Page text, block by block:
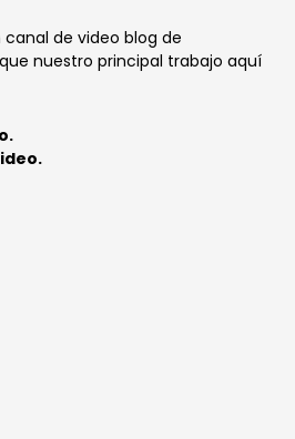
de video blog de
nuestro principal trabajo aquí